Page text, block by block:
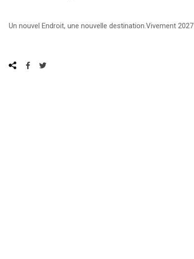
Un nouvel Endroit, une nouvelle destination.Vivement 2027